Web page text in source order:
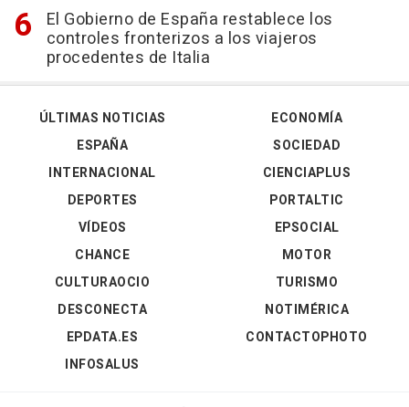
El Gobierno de España restablece los
controles fronterizos a los viajeros
procedentes de Italia
ÚLTIMAS NOTICIAS
ESPAÑA
INTERNACIONAL
DEPORTES
VÍDEOS
ECONOMÍA
SOCIEDAD
CIENCIAPLUS
PORTALTIC
EPSOCIAL
CHANCE
CULTURAOCIO
DESCONECTA
EPDATA.ES
INFOSALUS
MOTOR
TURISMO
NOTIMÉRICA
CONTACTOPHOTO